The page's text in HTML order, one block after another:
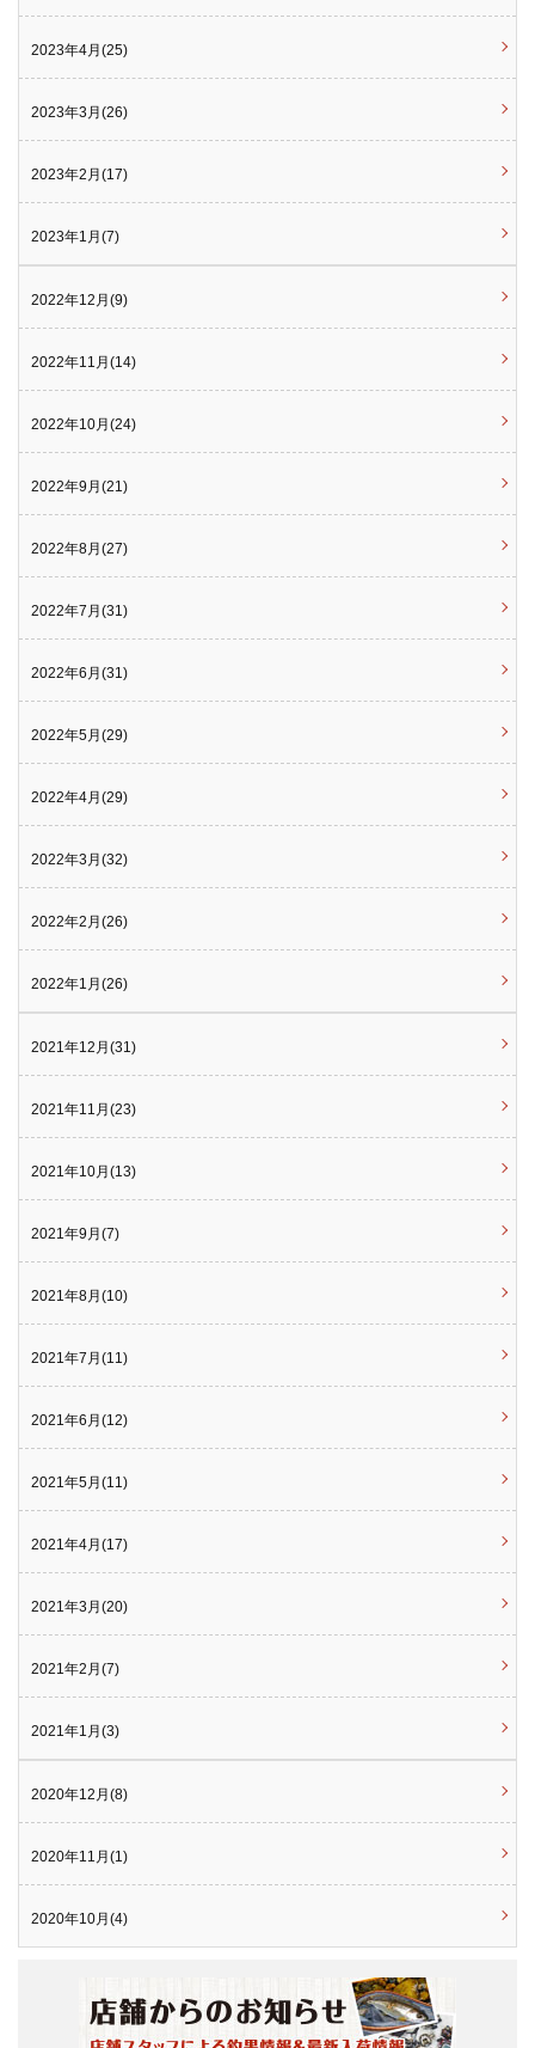
2023年4月(25)
2023年3月(26)
2023年2月(17)
2023年1月(7)
2022年12月(9)
2022年11月(14)
2022年10月(24)
2022年9月(21)
2022年8月(27)
2022年7月(31)
2022年6月(31)
2022年5月(29)
2022年4月(29)
2022年3月(32)
2022年2月(26)
2022年1月(26)
2021年12月(31)
2021年11月(23)
2021年10月(13)
2021年9月(7)
2021年8月(10)
2021年7月(11)
2021年6月(12)
2021年5月(11)
2021年4月(17)
2021年3月(20)
2021年2月(7)
2021年1月(3)
2020年12月(8)
2020年11月(1)
2020年10月(4)